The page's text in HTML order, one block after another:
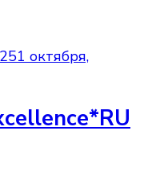
1 октября,